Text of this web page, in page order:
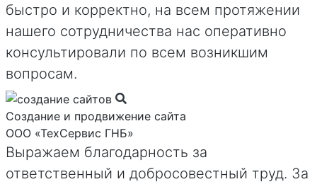
быстро и корректно, на всем протяжении
нашего сотрудничества нас оперативно
консультировали по всем возникшим
вопросам.
Создание и продвижение сайта
ООО «ТехСервис ГНБ»
Выражаем благодарность за
ответственный и добросовестный труд. За